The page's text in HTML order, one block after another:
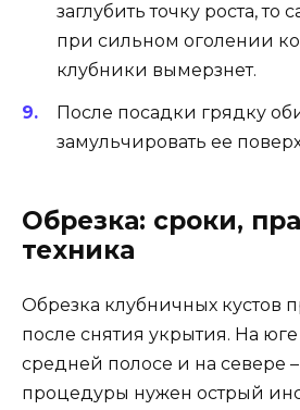
заглубить точку роста, то
при сильном оголении
клубники вымерзнет.
После посадки грядку
замульчировать ее
Обрезка: сроки,
техника
Обрезка клубничных кустов
после снятия укрытия. На юге
средней полосе и на севере
процедуры нужен острый